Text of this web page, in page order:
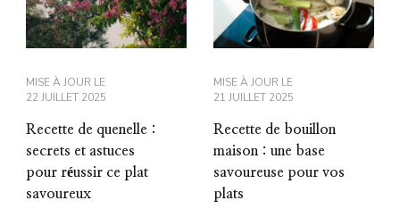
MISE À JOUR LE
22 JUILLET 2025
Recette de quenelle :
secrets et astuces
pour réussir ce plat
savoureux
MISE À JOUR LE
21 JUILLET 2025
Recette de bouillon
maison : une base
savoureuse pour vos
plats